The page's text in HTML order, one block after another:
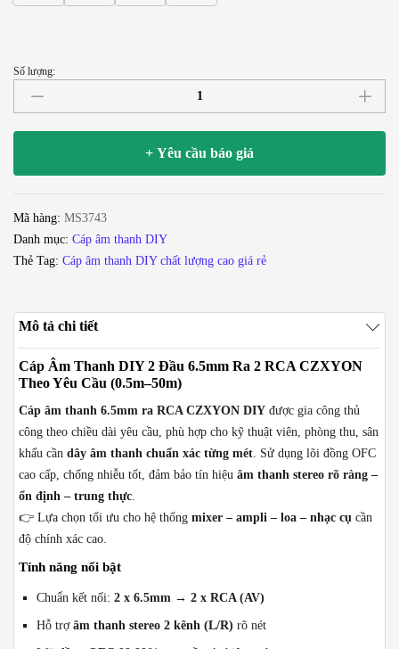
Cáp
6.5mm
ra
2
Coraon
CZXYON
từ
đến
50m
số
lượng
Số lượng:
+ Yêu cầu báo giá
Mã hàng: MS3743
Danh mục: Cáp âm thanh DIY
Thẻ Tag: Cáp âm thanh DIY chất lượng cao giá rẻ
Mô tả chi tiết
Cáp Âm Thanh DIY 2 Đầu 6.5mm Ra 2 RCA CZXYON
Theo Yêu Cầu (0.5m–50m)
Cáp âm thanh 6.5mm ra RCA CZXYON DIY được gia công thủ
công theo chiều dài yêu cầu, phù hợp cho kỹ thuật viên, phòng thu, sân
khấu cần dây âm thanh chuẩn xác từng mét . Sử dụng lõi đồng OFC
cao cấp, chống nhiễu tốt, đảm bảo tín hiệu âm thanh stereo rõ ràng –
ổn định – trung thực
👉 Lựa chọn tối ưu cho hệ thống mixer – ampli – loa – nhạc cụ cần
độ chính xác cao.
Tính năng nổi bật
Chuẩn kết nối: 2 x 6.5mm → 2 x RCA (AV)
Hỗ trợ âm thanh stereo 2 kênh (L/R) rõ nét